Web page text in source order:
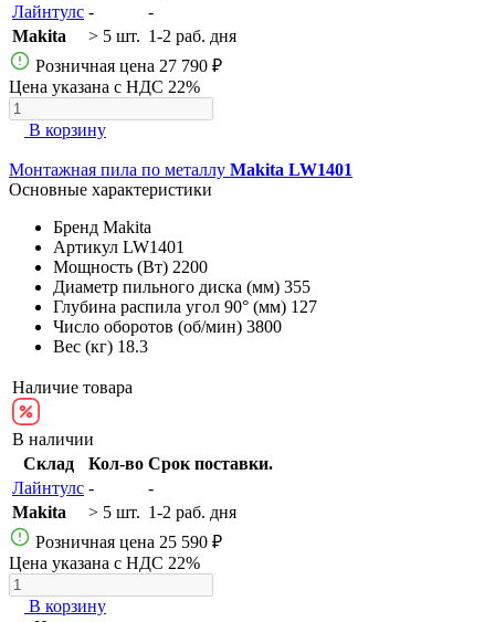
Лайнтулс -
-
Makita
> 5 шт. 1-2 раб. дня
Розничная цена 27 790 ₽
Цена указана с НДС 22%
В корзину
Монтажная пила по металлу Makita LW1401
Основные характеристики
Бренд Makita
Артикул LW1401
Мощность (Вт) 2200
Диаметр пильного диска (мм) 355
Глубина распила угол 90° (мм) 127
Число оборотов (об/мин) 3800
Вес (кг) 18.3
Наличие товара
В наличии
Склад
Кол-во Срок поставки.
Лайнтулс -
-
Makita
> 5 шт. 1-2 раб. дня
Розничная цена 25 590 ₽
Цена указана с НДС 22%
В корзину